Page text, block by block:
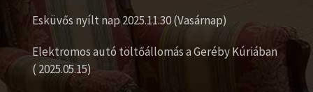
Esküvős nyílt nap 2025.11.30 (Vasárnap)
Elektromos autó töltőállomás a Geréby Kúriában
( 2025.05.15)